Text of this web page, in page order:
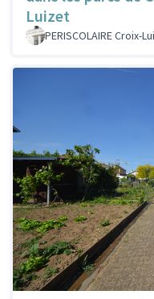
Luizet
PERISCOLAIRE Croix-